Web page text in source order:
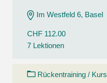
Im Westfeld 6, Basel
CHF 112.00
7 Lektionen
Rückentraining / Kurs